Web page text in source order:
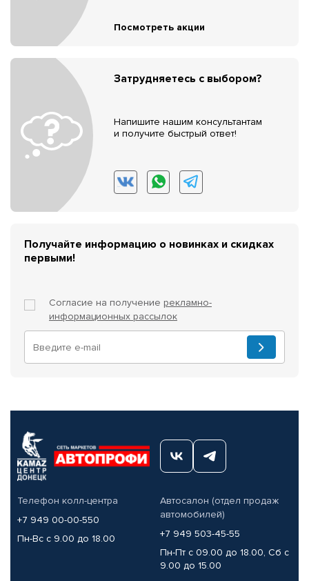
Посмотреть акции
Затрудняетесь с выбором?
Напишите нашим консультантам
и получите быстрый ответ!
Получайте информацию о новинках и скидках
первыми!
Согласие на получение рекламно-
информационных рассылок
Телефон колл-центра
+7 949 00-00-550
Пн-Вс с 9.00 до 18.00
Автосалон (отдел продаж
автомобилей)
+7 949 503-45-55
Пн-Пт с 09.00 до 18.00, Сб с
9.00 до 15.00